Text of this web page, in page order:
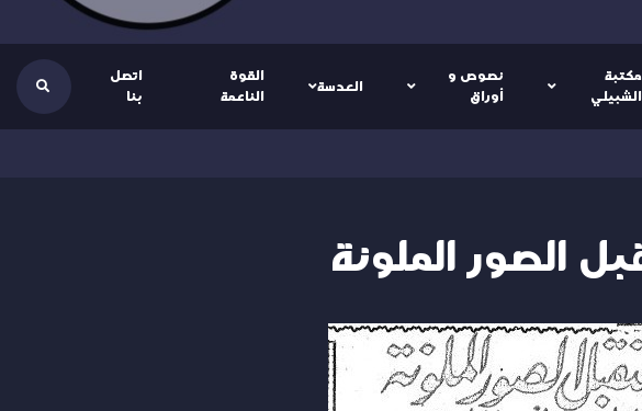
مكتبة
الشبيلي
نصوص و
أوراق
العدسة
القوة
الناعمة
اتصل
بنا
الصور الملونة